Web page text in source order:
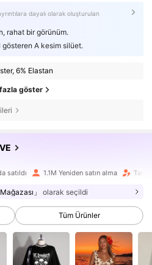
dayalı olarak oluşturulan
rahat bir görünüm.
gösteren A kesim silüet.
6% Elastan
göster
satıldı 1.1M Yeniden satın alma
」 olarak seçildi
Tüm Ürünler